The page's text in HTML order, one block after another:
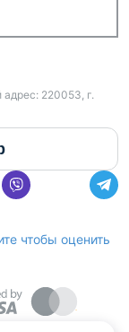
220053, г.
чтобы оценить